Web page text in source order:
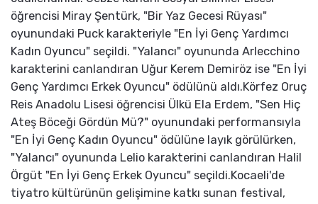
öğrencisi Miray Şentürk, "Bir Yaz Gecesi Rüyası"
oyunundaki Puck karakteriyle "En İyi Genç Yardımcı
Kadın Oyuncu" seçildi. "Yalancı" oyununda Arlecchino
karakterini canlandıran Uğur Kerem Demiröz ise "En İyi
Genç Yardımcı Erkek Oyuncu" ödülünü aldı.Körfez Oruç
Reis Anadolu Lisesi öğrencisi Ülkü Ela Erdem, "Sen Hiç
Ateş Böceği Gördün Mü?" oyunundaki performansıyla
"En İyi Genç Kadın Oyuncu" ödülüne layık görülürken,
"Yalancı" oyununda Lelio karakterini canlandıran Halil
Örgüt "En İyi Genç Erkek Oyuncu" seçildi.Kocaeli'de
tiyatro kültürünün gelişimine katkı sunan festival,